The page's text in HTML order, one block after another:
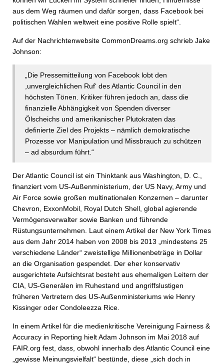
aus dem Weg räumen und dafür sorgen, dass Facebook bei
politischen Wahlen weltweit eine positive Rolle spielt“.
Auf der Nachrichtenwebsite CommonDreams.org schrieb Jake
Johnson:
„Die Pressemitteilung von Facebook lobt den
,unvergleichlichen Ruf‘ des Atlantic Council in den
höchsten Tönen. Kritiker führen jedoch an, dass die
finanzielle Abhängigkeit von Spenden diverser
Ölscheichs und amerikanischer Plutokraten das
definierte Ziel des Projekts – nämlich demokratische
Prozesse vor Manipulation und Missbrauch zu schützen
– ad absurdum führt.“
Der Atlantic Council ist ein Thinktank aus Washington, D. C.,
finanziert vom US-Außenministerium, der US Navy, Army und
Air Force sowie großen multinationalen Konzernen – darunter
Chevron, ExxonMobil, Royal Dutch Shell, global agierende
Vermögensverwalter sowie Banken und führende
Rüstungsunternehmen. Laut einem Artikel der New York Times
aus dem Jahr 2014 haben von 2008 bis 2013 „mindestens 25
verschiedene Länder“ zweistellige Millionenbeträge in Dollar
an die Organisation gespendet. Der eher konservativ
ausgerichtete Aufsichtsrat besteht aus ehemaligen Leitern der
CIA, US-Generälen im Ruhestand und angriffslustigen
früheren Vertretern des US-Außenministeriums wie Henry
Kissinger oder Condoleezza Rice.
In einem Artikel für die medienkritische Vereinigung Fairness &
Accuracy in Reporting hielt Adam Johnson im Mai 2018 auf
FAIR.org fest, dass, obwohl innerhalb des Atlantic Council eine
„gewisse Meinungsvielfalt“ bestünde, diese „sich doch in